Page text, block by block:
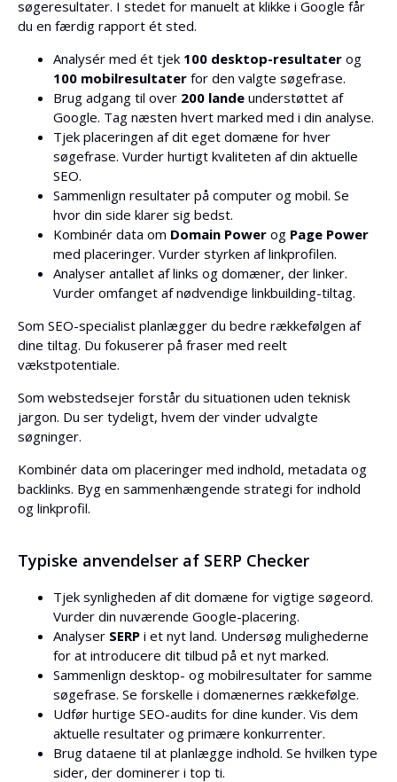
søgeresultater. I stedet for manuelt at klikke i Google får
du en færdig rapport ét sted.
Analysér med ét tjek 100 desktop-resultater og
100 mobilresultater for den valgte søgefrase.
Brug adgang til over 200 lande understøttet af
Google. Tag næsten hvert marked med i din analyse.
Tjek placeringen af dit eget domæne for hver
søgefrase. Vurder hurtigt kvaliteten af din aktuelle
SEO.
Sammenlign resultater på computer og mobil. Se
hvor din side klarer sig bedst.
Kombinér data om Domain Power og Page Power
med placeringer. Vurder styrken af linkprofilen.
Analyser antallet af links og domæner, der linker.
Vurder omfanget af nødvendige linkbuilding-tiltag.
Som SEO-specialist planlægger du bedre rækkefølgen af
dine tiltag. Du fokuserer på fraser med reelt
vækstpotentiale.
Som webstedsejer forstår du situationen uden teknisk
jargon. Du ser tydeligt, hvem der vinder udvalgte
søgninger.
Kombinér data om placeringer med indhold, metadata og
backlinks. Byg en sammenhængende strategi for indhold
og linkprofil.
Typiske anvendelser af SERP Checker
Tjek synligheden af dit domæne for vigtige søgeord.
Vurder din nuværende Google-placering.
Analyser SERP i et nyt land. Undersøg mulighederne
for at introducere dit tilbud på et nyt marked.
Sammenlign desktop- og mobilresultater for samme
søgefrase. Se forskelle i domænernes rækkefølge.
Udfør hurtige SEO-audits for dine kunder. Vis dem
aktuelle resultater og primære konkurrenter.
Brug dataene til at planlægge indhold. Se hvilken type
sider, der dominerer i top ti.